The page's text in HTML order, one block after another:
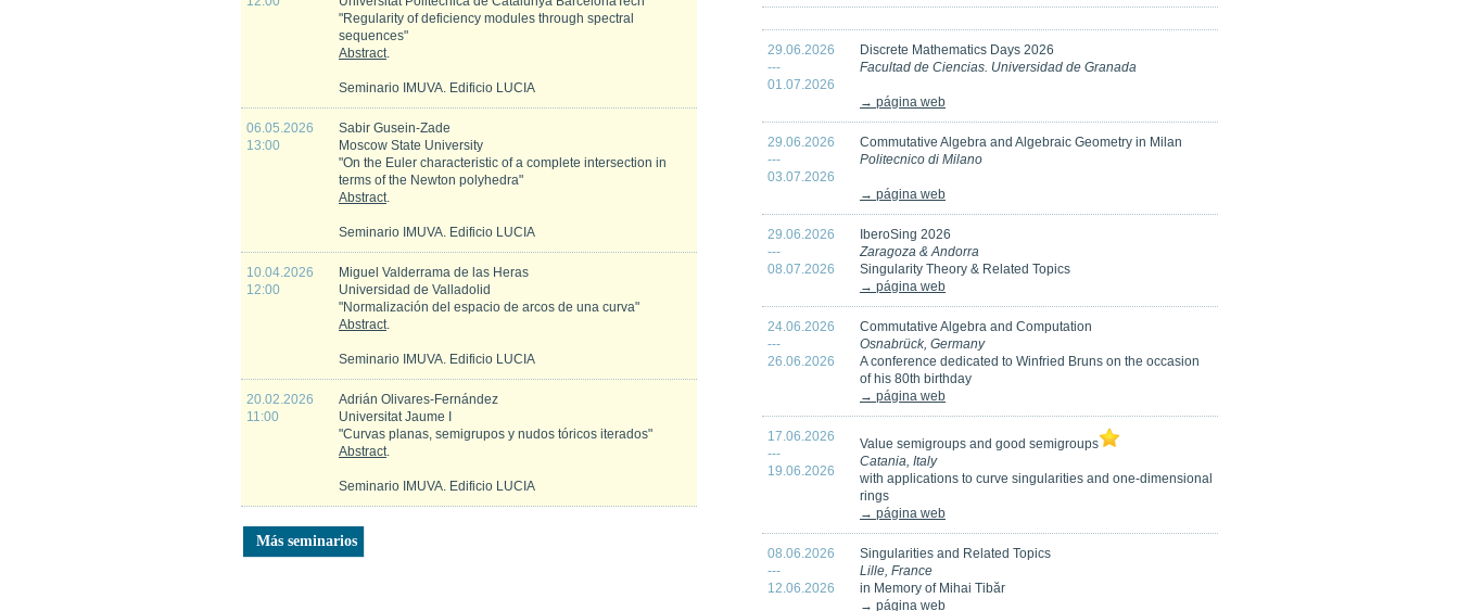
"Regularity of deficiency modules through spectral
sequences"
Abstract.
Seminario IMUVA. Edificio LUCIA
06.05.2026
13:00
Sabir Gusein-Zade
Moscow State University
"On the Euler characteristic of a complete intersection in
terms of the Newton polyhedra"
Abstract.
Seminario IMUVA. Edificio LUCIA
10.04.2026
12:00
Miguel Valderrama de las Heras
Universidad de Valladolid
"Normalización del espacio de arcos de una curva"
Abstract.
Seminario IMUVA. Edificio LUCIA
20.02.2026
11:00
Adrián Olivares-Fernández
Universitat Jaume I
"Curvas planas, semigrupos y nudos tóricos iterados"
Abstract.
Seminario IMUVA. Edificio LUCIA
Más seminarios
29.06.2026
---
01.07.2026
Discrete Mathematics Days 2026
Facultad de Ciencias. Universidad de Granada
→ página web
29.06.2026
---
03.07.2026
Commutative Algebra and Algebraic Geometry in Milan
Politecnico di Milano
→ página web
29.06.2026
---
08.07.2026
IberoSing 2026
Zaragoza & Andorra
Singularity Theory & Related Topics
→ página web
24.06.2026
---
26.06.2026
Commutative Algebra and Computation
Osnabrück, Germany
A conference dedicated to Winfried Bruns on the occasion
of his 80th birthday
→ página web
17.06.2026
---
19.06.2026
Value semigroups and good semigroups
Catania, Italy
with applications to curve singularities and one-dimensional
rings
→ página web
08.06.2026
---
12.06.2026
Singularities and Related Topics
Lille, France
in Memory of Mihai Tibăr
→ página web